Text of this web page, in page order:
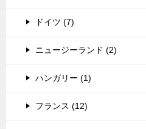
ドイツ (7)
ニュージーランド (2)
ハンガリー (1)
フランス (12)